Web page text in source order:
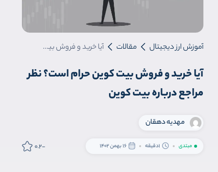
آموزش ارز دیجیتال مقالات آیا خرید و فروش بیت کوین حرام است؟ نظر مراجع درباره بیت کوین
آیا خرید و فروش بیت کوین حرام است؟ نظر
مراجع درباره بیت کوین
مهدیه دهقان
مبتدی 1دقیقه 16 بهمن 1402 -0.2